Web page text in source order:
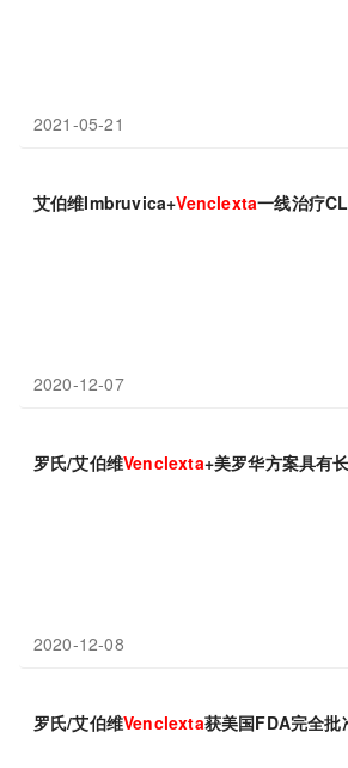
2021-05-21
艾伯维Imbruvica+Venclexta一线治疗
2020-12-07
罗氏/艾伯维Venclexta+美罗华方案具有
2020-12-08
罗氏/艾伯维Venclexta获美国FDA完全批